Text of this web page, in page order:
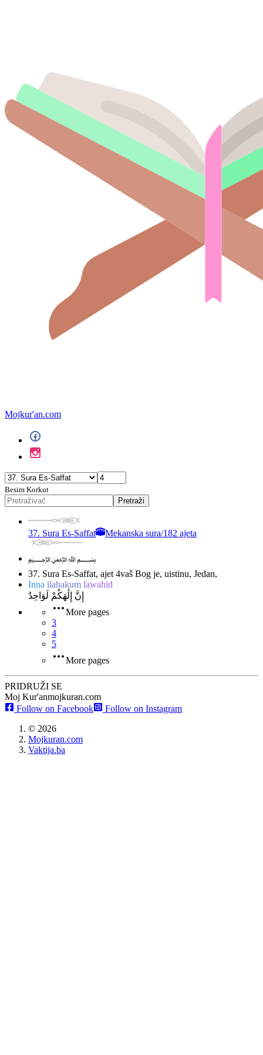
Mojkur'an.com
Besim Korkut
Pretraži
37. Sura Es-Saffat Mekanska sura/182 ajeta
﷽
37. Sura Es-Saffat, ajet 4vaš Bog je, uistinu, Jedan,
Inna ilahakum lawahid
إِنَّ إِلَٰهَكُمْ لَوَاحِدٌ
More pages
3
4
5
More pages
PRIDRUŽI SE
Moj Kur'anmojkuran.com
Follow on Facebook
Follow on Instagram
© 2026
Mojkuran.com
Vaktija.ba